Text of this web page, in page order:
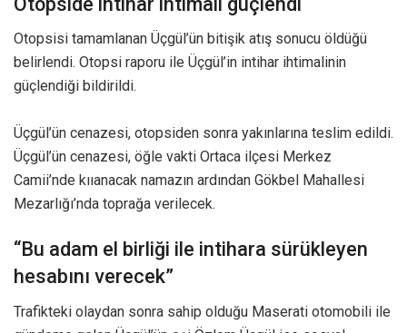
Otopsisi tamamlanan Üçgül’ün bitişik atış sonucu öldüğü
belirlendi. Otopsi raporu ile Üçgül’in intihar ihtimalinin
güçlendiği bildirildi.
Üçgül’ün cenazesi, otopsiden sonra yakınlarına teslim edildi.
Üçgül’ün cenazesi, öğle vakti Ortaca ilçesi Merkez
Camii’nde kııanacak namazın ardından Gökbel Mahallesi
Mezarlığı’nda toprağa verilecek.
“Bu adam el birliği ile intihara sürükleyen
hesabını verecek”
Trafikteki olaydan sonra sahip olduğu Maserati otomobili ile